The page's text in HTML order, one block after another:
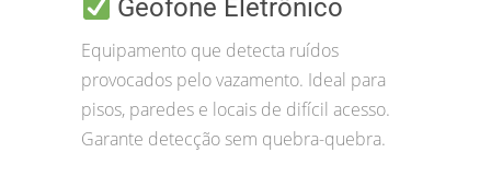
Geofone Eletrônico
Equipamento que detecta ruídos
provocados pelo vazamento. Ideal para
pisos, paredes e locais de difícil acesso.
Garante detecção sem quebra-quebra.